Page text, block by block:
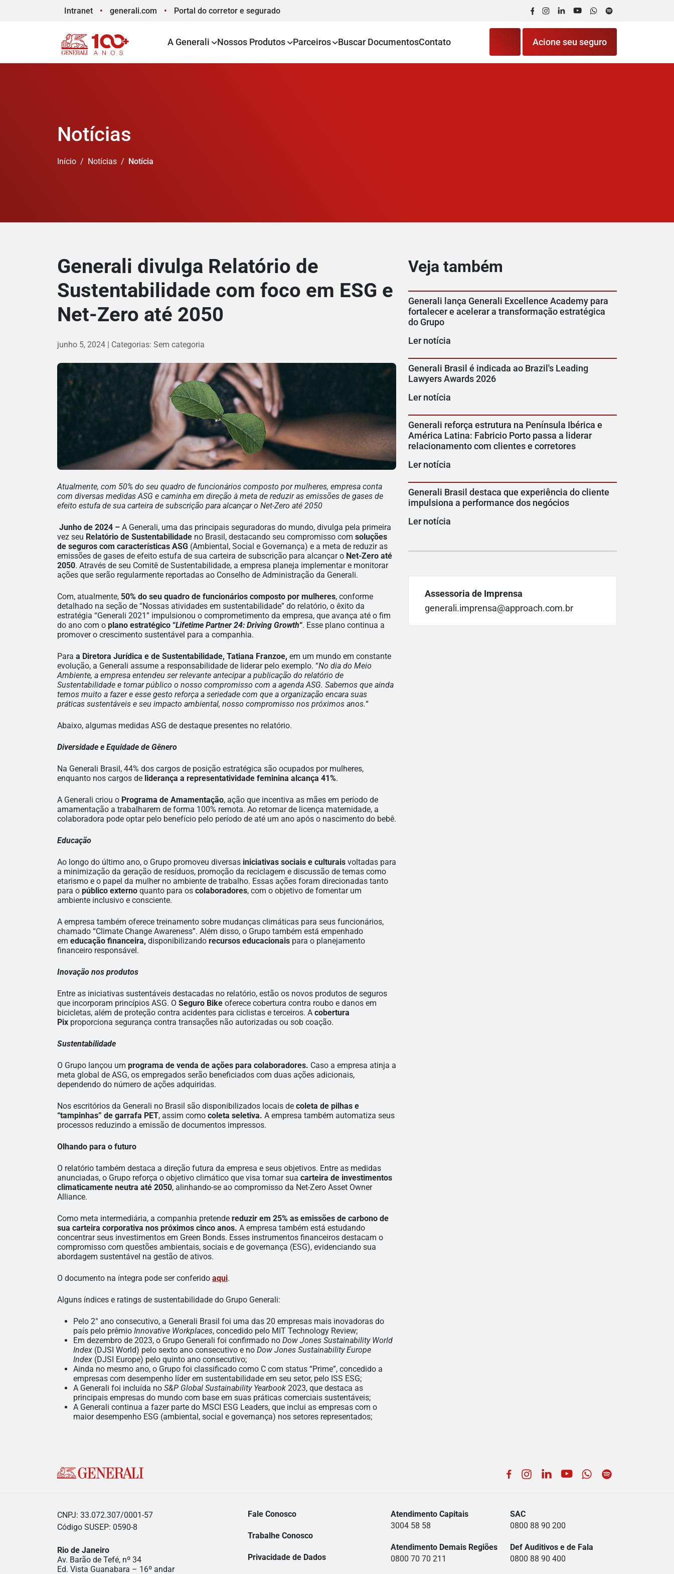
Intranet generali.com Portal do corretor e segurado FacebookInstagram
LinkedInYouTubeWhatsApp
Spotify
A Generali Nossos Produtos Parceiros Buscar DocumentosContato Acione seu seguro
Notícias
Início Notícias Notícia
Generali divulga Relatório de
Sustentabilidade com foco em ESG e
Net-Zero até 2050
junho 5, 2024 Categorias: Sem categoria
Atualmente, com 50% do seu quadro de funcionários composto por mulheres, empresa conta
com diversas medidas ASG e caminha em direção à meta de reduzir as emissões de gases de
efeito estufa de sua carteira de subscrição para alcançar o Net-Zero até 2050
Junho de 2024 – A Generali, uma das principais seguradoras do mundo, divulga pela primeira
vez seu Relatório de Sustentabilidade no Brasil, destacando seu compromisso com soluções
de seguros com características ASG (Ambiental, Social e Governança) e a meta de reduzir as
emissões de gases de efeito estufa de sua carteira de subscrição para alcançar o Net-Zero até
2050. Através de seu Comitê de Sustentabilidade, a empresa planeja implementar e monitorar
ações que serão regularmente reportadas ao Conselho de Administração da Generali.
Com, atualmente, 50% do seu quadro de funcionários composto por mulheres, conforme
detalhado na seção de “Nossas atividades em sustentabilidade” do relatório, o êxito da
estratégia “Generali 2021” impulsionou o comprometimento da empresa, que avança até o fim
do ano com o plano estratégico “Lifetime Partner 24: Driving Growth“. Esse plano continua a
promover o crescimento sustentável para a companhia.
Para a Diretora Jurídica e de Sustentabilidade, Tatiana Franzoe, em um mundo em constante
evolução, a Generali assume a responsabilidade de liderar pelo exemplo. “No dia do Meio
Ambiente, a empresa entendeu ser relevante antecipar a publicação do relatório de
Sustentabilidade e tornar público o nosso compromisso com a agenda ASG. Sabemos que ainda
temos muito a fazer e esse gesto reforça a seriedade com que a organização encara suas
práticas sustentáveis e seu impacto ambiental, nosso compromisso nos próximos anos.“
Abaixo, algumas medidas ASG de destaque presentes no relatório.
Diversidade e Equidade de Gênero
Na Generali Brasil, 44% dos cargos de posição estratégica são ocupados por mulheres,
enquanto nos cargos de liderança a representatividade feminina alcança 41%.
A Generali criou o Programa de Amamentação, ação que incentiva as mães em período de
amamentação a trabalharem de forma 100% remota. Ao retornar de licença maternidade, a
colaboradora pode optar pelo benefício pelo período de até um ano após o nascimento do bebê.
Educação
Ao longo do último ano, o Grupo promoveu diversas iniciativas sociais e culturais voltadas para
a minimização da geração de resíduos, promoção da reciclagem e discussão de temas como
etarismo e o papel da mulher no ambiente de trabalho. Essas ações foram direcionadas tanto
para o público externo quanto para os colaboradores, com o objetivo de fomentar um
ambiente inclusivo e consciente.
A empresa também oferece treinamento sobre mudanças climáticas para seus funcionários,
chamado “Climate Change Awareness”. Além disso, o Grupo também está empenhado
em educação financeira, disponibilizando recursos educacionais para o planejamento
financeiro responsável.
Inovação nos produtos
Entre as iniciativas sustentáveis destacadas no relatório, estão os novos produtos de seguros
que incorporam princípios ASG. O Seguro Bike oferece cobertura contra roubo e danos em
bicicletas, além de proteção contra acidentes para ciclistas e terceiros. A cobertura
Pix proporciona segurança contra transações não autorizadas ou sob coação.
Sustentabilidade
O Grupo lançou um programa de venda de ações para colaboradores. Caso a empresa atinja a
meta global de ASG, os empregados serão beneficiados com duas ações adicionais,
dependendo do número de ações adquiridas.
Nos escritórios da Generali no Brasil são disponibilizados locais de coleta de pilhas e
“tampinhas” de garrafa PET, assim como coleta seletiva. A empresa também automatiza seus
processos reduzindo a emissão de documentos impressos.
Olhando para o futuro
O relatório também destaca a direção futura da empresa e seus objetivos. Entre as medidas
anunciadas, o Grupo reforça o objetivo climático que visa tornar sua carteira de investimentos
climaticamente neutra até 2050, alinhando-se ao compromisso da Net-Zero Asset Owner
Alliance.
Como meta intermediária, a companhia pretende reduzir em 25% as emissões de carbono de
sua carteira corporativa nos próximos cinco anos. A empresa também está estudando
concentrar seus investimentos em Green Bonds. Esses instrumentos financeiros destacam o
compromisso com questões ambientais, sociais e de governança (ESG), evidenciando sua
abordagem sustentável na gestão de ativos.
O documento na íntegra pode ser conferido aqui.
Alguns índices e ratings de sustentabilidade do Grupo Generali:
Pelo 2° ano consecutivo, a Generali Brasil foi uma das 20 empresas mais inovadoras do
país pelo prêmio Innovative Workplaces, concedido pelo MIT Technology Review;
Em dezembro de 2023, o Grupo Generali foi confirmado no Dow Jones Sustainability World
Index (DJSI World) pelo sexto ano consecutivo e no Dow Jones Sustainability Europe
Index (DJSI Europe) pelo quinto ano consecutivo;
Ainda no mesmo ano, o Grupo foi classificado como C com status “Prime”, concedido a
empresas com desempenho líder em sustentabilidade em seu setor, pelo ISS ESG;
A Generali foi incluída no S&P Global Sustainability Yearbook 2023, que destaca as
principais empresas do mundo com base em suas práticas comerciais sustentáveis;
A Generali continua a fazer parte do MSCI ESG Leaders, que inclui as empresas com o
maior desempenho ESG (ambiental, social e governança) nos setores representados;
Veja também
Generali lança Generali Excellence Academy para
fortalecer e acelerar a transformação estratégica
do Grupo
Ler notícia
Generali Brasil é indicada ao Brazil's Leading
Lawyers Awards 2026
Ler notícia
Generali reforça estrutura na Península Ibérica e
América Latina: Fabricio Porto passa a liderar
relacionamento com clientes e corretores
Ler notícia
Generali Brasil destaca que experiência do cliente
impulsiona a performance dos negócios
Ler notícia
Assessoria de Imprensa
generali.imprensa@approach.com.br
Facebook
Instagram
LinkedIn
YouTubeWhatsApp
CNPJ: 33.072.307/0001-57
Código SUSEP: 0590-8
Rio de Janeiro
Av. Barão de Tefé, nº 34
Ed. Vista Guanabara – 16º andar
Fale Conosco
Trabalhe Conosco
Privacidade de Dados
Atendimento Capitais
3004 58 58
Atendimento Demais Regiões
0800 70 70 211
SAC
0800 88 90 200
Def Auditivos e de Fala
0800 88 90 400